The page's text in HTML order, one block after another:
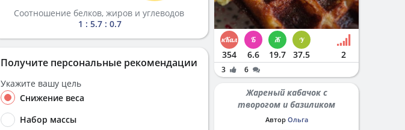
Соотношение белков, жиров и углеводов
1 : 5.7 : 0.7
Получите персональные рекомендации
Укажите вашу цель
Снижение веса
Набор массы
354 6.6 19.7 37.5 2
3 6
Жареный кабачок с
творогом и базиликом
Автор Ольга